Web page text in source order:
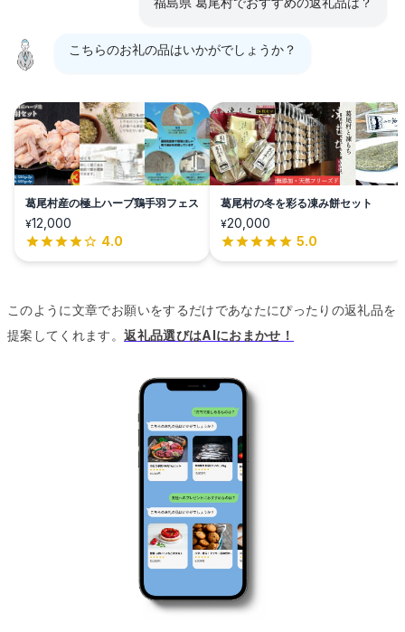
こちらのお礼の品はいかがでしょうか？
葛尾村産の極上ハーブ鶏手羽フェス
¥12,000
4.0
葛尾村の冬を彩る凍み餅セット
¥20,000
5.0
このように文章でお願いをするだけであなたにぴったりの返礼品を
提案してくれます。返礼品選びはAIにおまかせ！